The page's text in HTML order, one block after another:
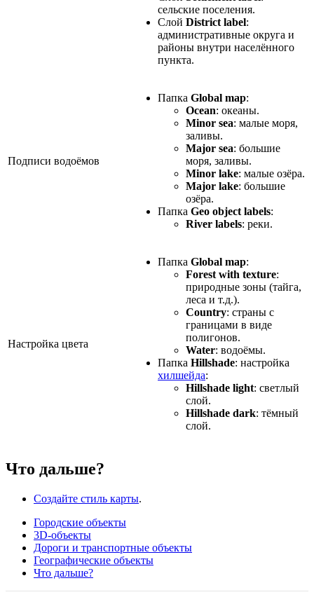
сельские поселения.
Слой District label:
административные округа и
районы внутри населённого
пункта.
Подписи водоёмов
Папка Global map:
Ocean: океаны.
Minor sea: малые моря,
заливы.
Major sea: большие
моря, заливы.
Minor lake: малые озёра.
Major lake: большие
озёра.
Папка Geo object labels:
River labels: реки.
Настройка цвета
Папка Global map:
Forest with texture:
природные зоны (тайга,
леса и т.д.).
Country: страны с
границами в виде
полигонов.
Water: водоёмы.
Папка Hillshade: настройка
хилшейда:
Hillshade light: светлый
слой.
Hillshade dark: тёмный
слой.
Что дальше?
Создайте стиль карты.
Городские объекты
3D-объекты
Дороги и транспортные объекты
Географические объекты
Что дальше?